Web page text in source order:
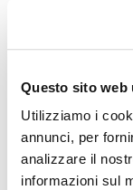
Questo sito web
Utilizziamo i
annunci, per
analizzare il
informazioni sul
conducted by
a real